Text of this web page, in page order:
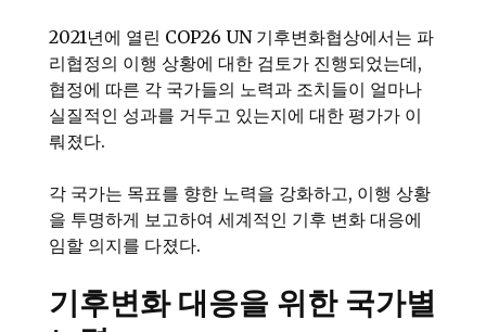
2021년에 열린 COP26 UN 기후변화협상에서는 파
리협정의 이행 상황에 대한 검토가 진행되었는데,
협정에 따른 각 국가들의 노력과 조치들이 얼마나
실질적인 성과를 거두고 있는지에 대한 평가가 이
뤄졌다.
각 국가는 목표를 향한 노력을 강화하고, 이행 상황
을 투명하게 보고하여 세계적인 기후 변화 대응에
임할 의지를 다졌다.
기후변화 대응을 위한 국가별